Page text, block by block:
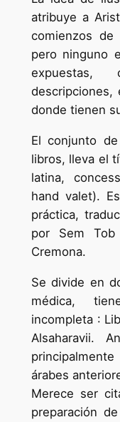
atribuye a
comienzos
pero ninguno
descripciones,
donde tienen
El conjunto
libros, lleva el
latina,
hand valet).
práctica,
por Sem
Cremona.
Se divide en
médica,
incompleta :
Alsaharavii.
árabes
Merece ser
preparación